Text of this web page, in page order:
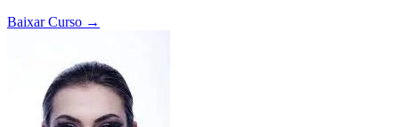
Baixar Curso →